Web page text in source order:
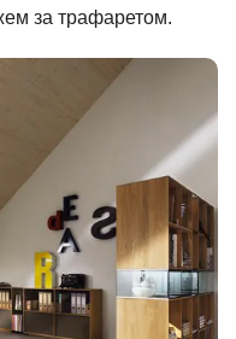
за трафаретом.